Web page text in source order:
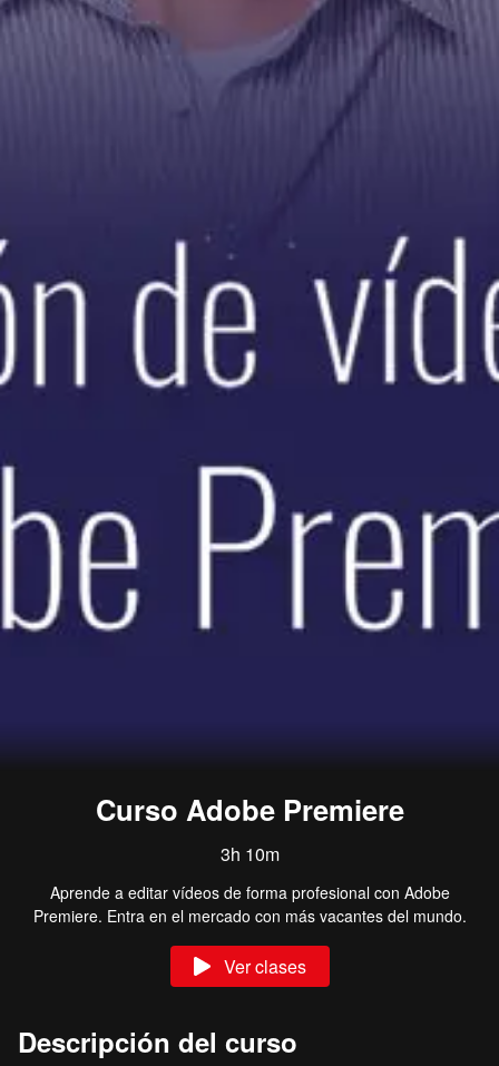
Curso Adobe Premiere
3h 10m
Aprende a editar vídeos de forma profesional con Adobe
Premiere. Entra en el mercado con más vacantes del mundo.
Ver clases
Descripción del curso